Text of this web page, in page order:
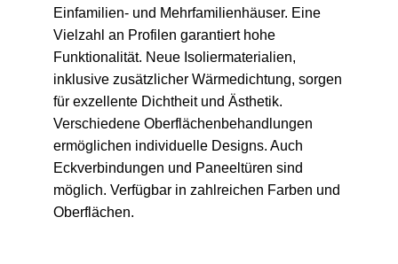
Einfamilien- und Mehrfamilienhäuser. Eine
Vielzahl an Profilen garantiert hohe
Funktionalität. Neue Isoliermaterialien,
inklusive zusätzlicher Wärmedichtung, sorgen
für exzellente Dichtheit und Ästhetik.
Verschiedene Oberflächenbehandlungen
ermöglichen individuelle Designs. Auch
Eckverbindungen und Paneeltüren sind
möglich. Verfügbar in zahlreichen Farben und
Oberflächen.